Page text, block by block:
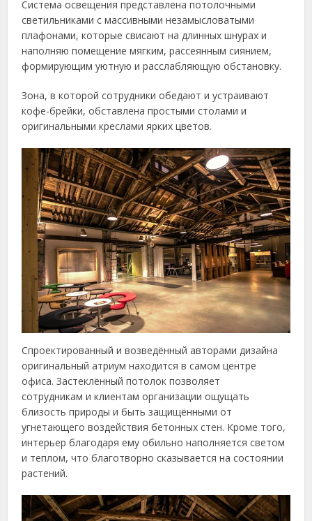
Система освещения представлена потолочными
светильниками с массивными незамысловатыми
плафонами, которые свисают на длинных шнурах и
наполняю помещение мягким, рассеянным сиянием,
формирующим уютную и расслабляющую обстановку.
Зона, в которой сотрудники обедают и устраивают
кофе-брейки, обставлена простыми столами и
оригинальными креслами ярких цветов.
Спроектированный и возведённый авторами дизайна
оригинальный атриум находится в самом центре
офиса. Застеклённый потолок позволяет
сотрудникам и клиентам организации ощущать
близость природы и быть защищёнными от
угнетающего воздействия бетонных стен. Кроме того,
интерьер благодаря ему обильно наполняется светом
и теплом, что благотворно сказывается на состоянии
растений.